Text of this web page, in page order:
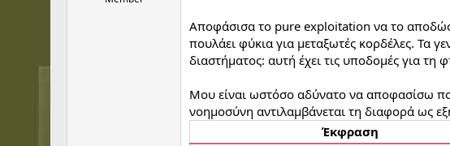
Αποφάσισα το pure exploitation να το
πουλάει φύκια για μεταξωτές κορδέλες. Τα
διαστήματος: αυτή έχει τις υποδομές για
Μου είναι ωστόσο αδύνατο να αποφασίσω
νοημοσύνη αντιλαμβάνεται τη διαφορά ως
Έκφραση